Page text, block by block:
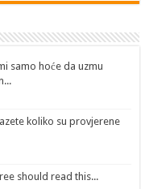
samo hoće da uzmu
koliko su provjerene
should read this...